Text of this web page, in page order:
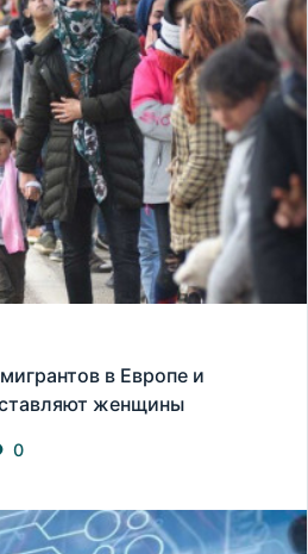
в Европе и
женщины
0